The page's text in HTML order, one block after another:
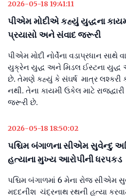
2026-05-18 19:41:11
પીએમ મોદીએ કહ્યું યુદ્ધના
પ્રયાસો અને સંવાદ જરૂરી
પીએમ મોદી નોર્વેના વડાપ્રધાન સાથે
યુક્રેન યુદ્ધ અને મિડલ ઈસ્ટના
છે. તેમણે કહ્યું કે સંઘર્ષ માત્ર લશ્કરી
નથી. તેના કાયમી ઉકેલ માટે
જરૂરી છે.
2026-05-18 18:50:02
પશ્ચિમ બંગાળના સીએમ સુવેન્દુ
હત્યાના મુખ્ય આરોપીની ધરપકડ
પશ્ચિમ બંગાળમાં 6 મેના રોજ સીએમ
મદદનીશ ચંદ્રનાથ રથની હત્યા